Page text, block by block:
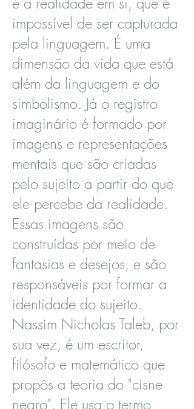
impossível de ser capturada
pela linguagem. É uma
dimensão da vida que está
além da linguagem e do
simbolismo. Já o registro
imaginário é formado por
imagens e representações
mentais que são criadas
pelo sujeito a partir do que
ele percebe da realidade.
Essas imagens são
construídas por meio de
fantasias e desejos, e são
responsáveis por formar a
identidade do sujeito.
Nassim Nicholas Taleb, por
sua vez, é um escritor,
filósofo e matemático que
propôs a teoria do "cisne
negro". Ele usa o termo